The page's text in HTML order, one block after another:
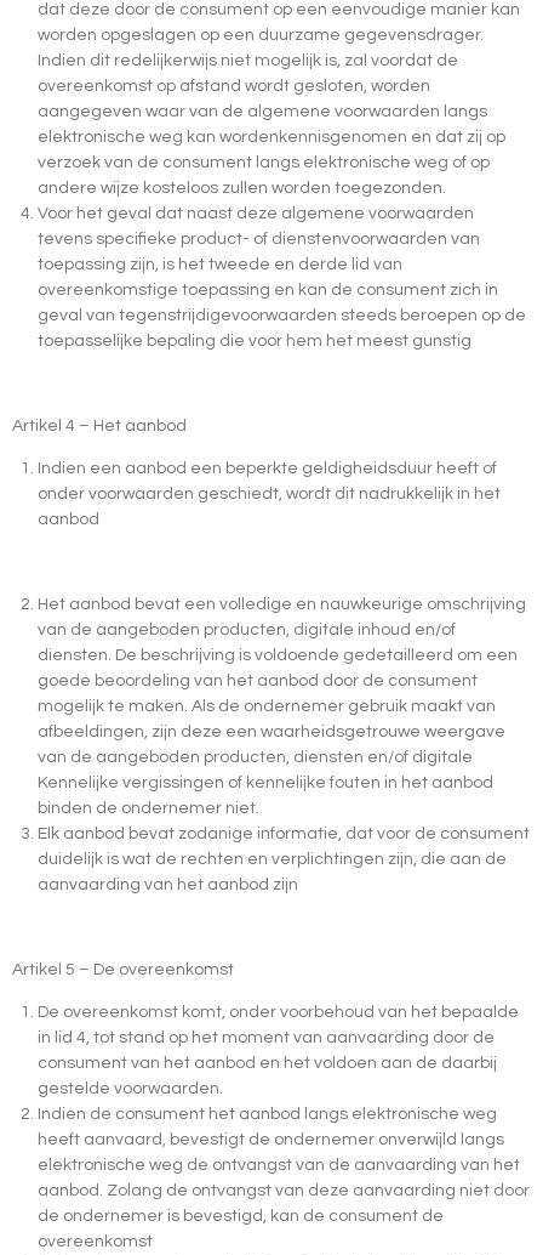
dat deze door de consument op een eenvoudige manier kan
worden opgeslagen op een duurzame gegevensdrager.
Indien dit redelijkerwijs niet mogelijk is, zal voordat de
overeenkomst op afstand wordt gesloten, worden
aangegeven waar van de algemene voorwaarden langs
elektronische weg kan wordenkennisgenomen en dat zij op
verzoek van de consument langs elektronische weg of op
andere wijze kosteloos zullen worden toegezonden.
Voor het geval dat naast deze algemene voorwaarden
tevens specifieke product- of dienstenvoorwaarden van
toepassing zijn, is het tweede en derde lid van
overeenkomstige toepassing en kan de consument zich in
geval van tegenstrijdigevoorwaarden steeds beroepen op de
toepasselijke bepaling die voor hem het meest gunstig
Artikel 4 – Het aanbod
Indien een aanbod een beperkte geldigheidsduur heeft of
onder voorwaarden geschiedt, wordt dit nadrukkelijk in het
aanbod
Het aanbod bevat een volledige en nauwkeurige omschrijving
van de aangeboden producten, digitale inhoud en/of
diensten. De beschrijving is voldoende gedetailleerd om een
goede beoordeling van het aanbod door de consument
mogelijk te maken. Als de ondernemer gebruik maakt van
afbeeldingen, zijn deze een waarheidsgetrouwe weergave
van de aangeboden producten, diensten en/of digitale
Kennelijke vergissingen of kennelijke fouten in het aanbod
binden de ondernemer niet.
Elk aanbod bevat zodanige informatie, dat voor de consument
duidelijk is wat de rechten en verplichtingen zijn, die aan de
aanvaarding van het aanbod zijn
Artikel 5 – De overeenkomst
De overeenkomst komt, onder voorbehoud van het bepaalde
in lid 4, tot stand op het moment van aanvaarding door de
consument van het aanbod en het voldoen aan de daarbij
gestelde voorwaarden.
Indien de consument het aanbod langs elektronische weg
heeft aanvaard, bevestigt de ondernemer onverwijld langs
elektronische weg de ontvangst van de aanvaarding van het
aanbod. Zolang de ontvangst van deze aanvaarding niet door
de ondernemer is bevestigd, kan de consument de
overeenkomst